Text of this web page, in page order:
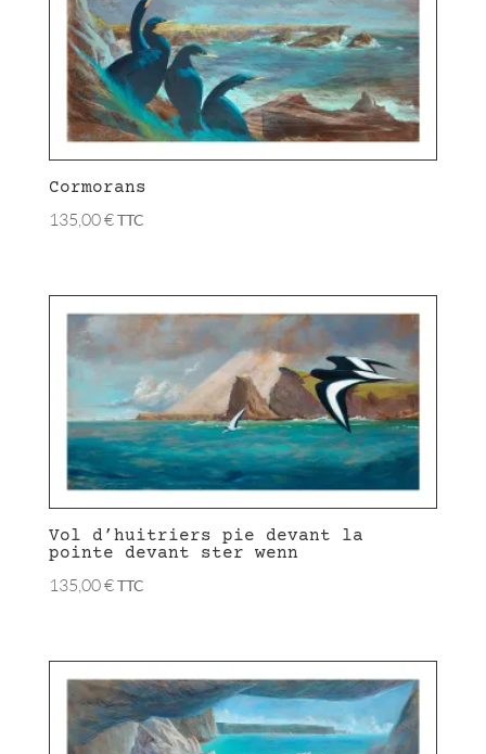
Cormorans
135,00€TTC
Vol d’huitriers pie devant la
pointe devant ster wenn
135,00€TTC